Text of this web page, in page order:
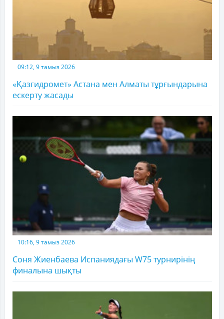
09:12, 9 тамыз 2026
«Қазгидромет» Астана мен Алматы тұрғындарына
ескерту жасады
10:16, 9 тамыз 2026
Соня Жиенбаева Испаниядағы W75 турнирінің
финалына шықты